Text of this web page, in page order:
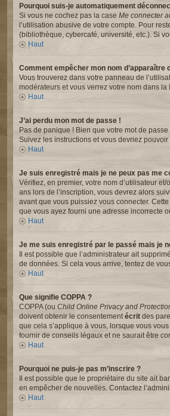
Pourquoi suis-je automatiquement
Si vous ne cochez pas la case Me connecter
l’utilisation abusive de votre compte. Pour
(bibliothèque, cybercafé, université, etc.). Si
Haut
Comment empêcher mon nom
Vous trouverez dans votre panneau de
modérateurs et vous verrez votre nom dans
Haut
J’ai perdu mon mot de passe !
Pas de panique ! Bien que votre mot de
Suivez les instructions et vous devriez
Haut
Je suis enregistré mais je ne peux pas me
Vérifiez, en premier, votre nom d’utilisateur
ans lors de l’inscription, vous devrez alors
avant que vous puissiez vous connecter.
que vous ayez fourni une adresse incorrecte
Haut
Je me suis enregistré par le passé mais je
Il est possible que l’administrateur ait
de données. Si cela vous arrive, tentez de
Haut
Que signifie COPPA ?
COPPA (ou Child Online Privacy and
doivent obtenir le consentement écrit des
que cela s’applique à vous, lorsque vous
fournir de conseils légaux et ne saurait être
Haut
Pourquoi ne puis-je pas m’inscrire ?
Il est possible que le propriétaire du site ait
en empêcher de nouvelles. Contactez
Haut